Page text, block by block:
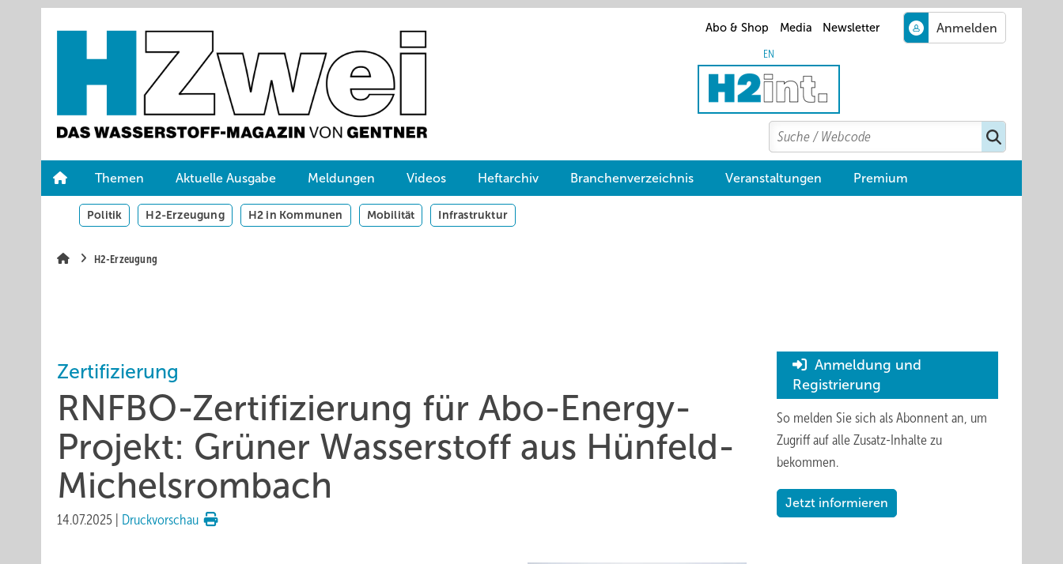
Abo & Shop Media Newsletter
EN
Search
Suchen
Themen Aktuelle Ausgabe Meldungen Videos Heftarchiv Branchenverzeichnis Veranstaltungen Premium
Politik H2-Erzeugung H2 in Kommunen Mobilität Infrastruktur
H2-Erzeugung
Zertifizierung
RNFBO-Zertifizierung für Abo-Energy-
Projekt: Grüner Wasserstoff aus Hünfeld-
Michelsrombach
14.07.2025 Druckvorschau
Anmeldung und
Registrierung
So melden Sie sich als Abonnent an, um
Zugriff auf alle Zusatz-Inhalte zu
bekommen.
Jetzt informieren